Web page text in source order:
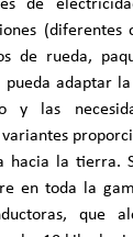
de
(diferentes
de rueda,
adaptar
y las
hacia la tierra.
en toda la
que